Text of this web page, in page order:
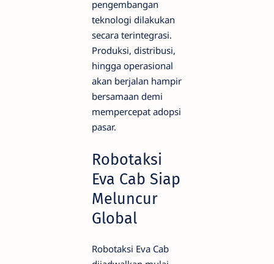
pengembangan
teknologi dilakukan
secara terintegrasi.
Produksi, distribusi,
hingga operasional
akan berjalan hampir
bersamaan demi
mempercepat adopsi
pasar.
Robotaksi
Eva Cab Siap
Meluncur
Global
Robotaksi Eva Cab